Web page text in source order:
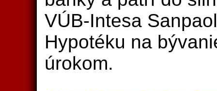
VÚB-Intesa
Hypotéku na
úrokom.